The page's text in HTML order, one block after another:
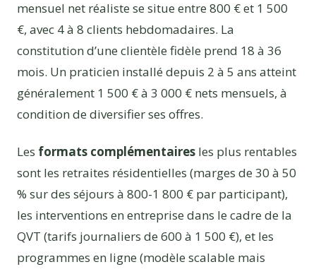
mensuel net réaliste se situe entre 800 € et 1 500
€, avec 4 à 8 clients hebdomadaires. La
constitution d’une clientèle fidèle prend 18 à 36
mois. Un praticien installé depuis 2 à 5 ans atteint
généralement 1 500 € à 3 000 € nets mensuels, à
condition de diversifier ses offres.
Les formats complémentaires les plus rentables
sont les retraites résidentielles (marges de 30 à 50
% sur des séjours à 800-1 800 € par participant),
les interventions en entreprise dans le cadre de la
QVT (tarifs journaliers de 600 à 1 500 €), et les
programmes en ligne (modèle scalable mais